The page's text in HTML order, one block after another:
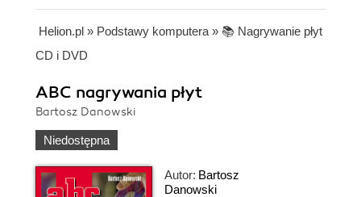
Helion.pl » Podstawy komputera » 📚 Nagrywanie płyt
CD i DVD
ABC nagrywania płyt
Bartosz Danowski
Niedostępna
Autor: Bartosz
Danowski